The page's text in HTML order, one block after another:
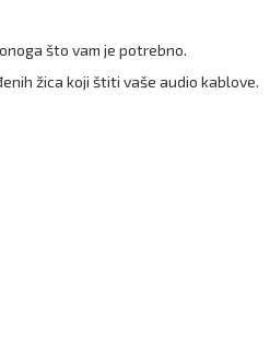
što vam je potrebno.
žica koji štiti vaše audio kablove.